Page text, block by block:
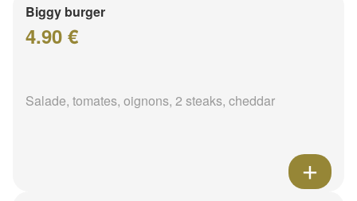
Biggy burger
4.90 €
Salade, tomates, oignons, 2 steaks, cheddar